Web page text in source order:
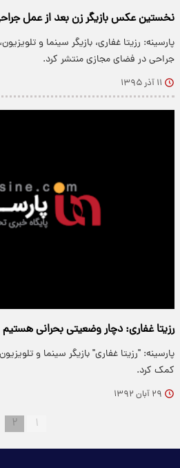
نخستین عکس بازیگر زن بعد از عمل
پارسینه: رزیتا غفاری، بازیگر سینما و
جراحی در فضای مجازی منتشر کرد.
۱۱ آذر ۱۳۹۵
رزیتا غفاری: دچار وضعیتی بحرانی هستیم
پارسینه: "رزیتا غفاری" بازیگر سینما و
کمک کرد.
۲۹ آبان ۱۳۹۲
۱ ۲